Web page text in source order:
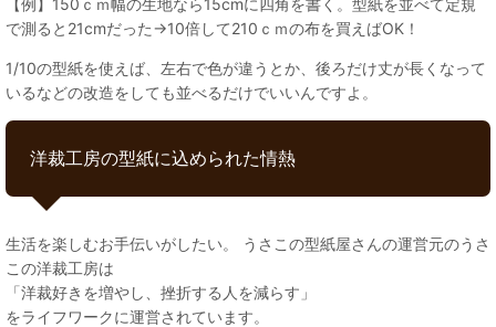
で測ると21cmだった→10倍して210ｃｍの布を買えばOK！
1/10の型紙を使えば、左右で色が違うとか、後ろだけ丈が長くなって
いるなどの改造をしても並べるだけでいいんですよ。
洋裁工房の型紙に込められた情熱
生活を楽しむお手伝いがしたい。 うさこの型紙屋さんの運営元のうさ
この洋裁工房は
「洋裁好きを増やし、挫折する人を減らす」
をライフワークに運営されています。